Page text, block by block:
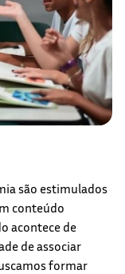
são estimulados
conteúdo
acontece de
de associar
formar